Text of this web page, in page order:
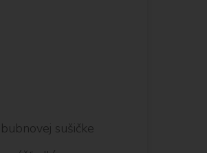
sušičke